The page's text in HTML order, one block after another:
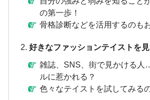
の第一歩！
骨格診断などを活用するのも
好きなファッションテイストを
雑誌、SNS、街で見かける人
ルに惹かれる？
色々なテイストを試してみる